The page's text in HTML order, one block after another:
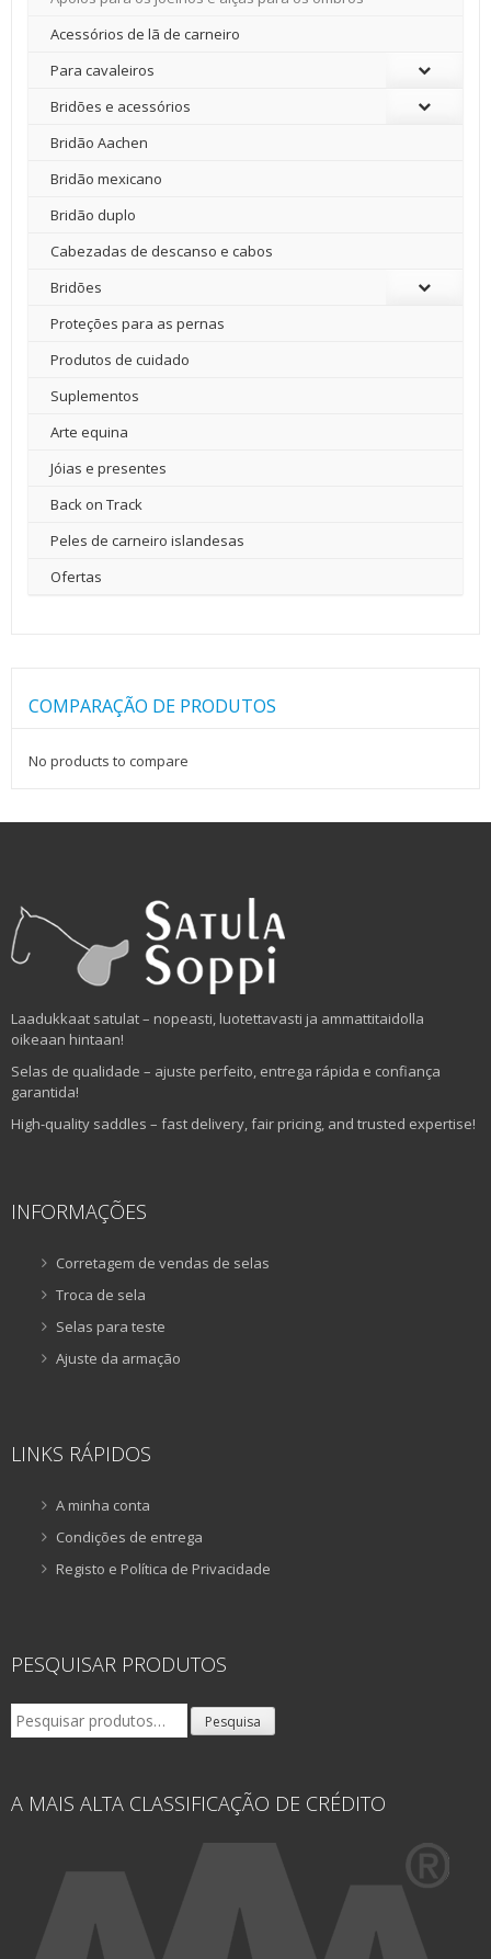
Acessórios de lã de carneiro
Para cavaleiros
Bridões e acessórios
Bridão Aachen
Bridão mexicano
Bridão duplo
Cabezadas de descanso e cabos
Bridões
Proteções para as pernas
Produtos de cuidado
Suplementos
Arte equina
Jóias e presentes
Back on Track
Peles de carneiro islandesas
Ofertas
COMPARAÇÃO DE PRODUTOS
No products to compare
Laadukkaat satulat – nopeasti, luotettavasti ja ammattitaidolla
oikeaan hintaan!
Selas de qualidade – ajuste perfeito, entrega rápida e confiança
garantida!
High-quality saddles – fast delivery, fair pricing, and trusted expertise!
INFORMAÇÕES
Corretagem de vendas de selas
Troca de sela
Selas para teste
Ajuste da armação
LINKS RÁPIDOS
A minha conta
Condições de entrega
Registo e Política de Privacidade
PESQUISAR PRODUTOS
Pesquisar
por:
Pesquisa
A MAIS ALTA CLASSIFICAÇÃO DE CRÉDITO